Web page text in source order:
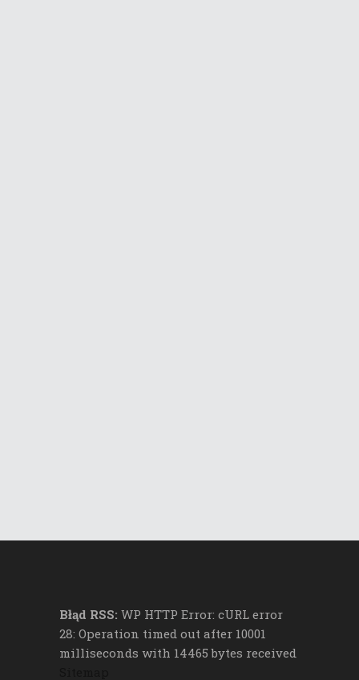
Błąd RSS: WP HTTP Error: cURL error
28: Operation timed out after 10001
milliseconds with 14465 bytes received